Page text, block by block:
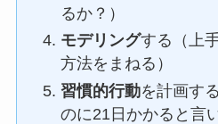
るか？）
モデリングする（上
方法をまねる）
習慣的行動を計画す
のに21日かかると言